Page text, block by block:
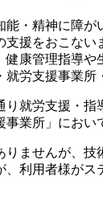
・精神に障
援をおこない
健康管理指導
労支援事業所
り就労支援・
業所」にお
りませんが、
利用者様が